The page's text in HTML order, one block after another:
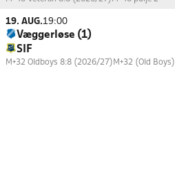
19. AUG.19:00
Væggerløse (1)
SIF
M+32 Oldboys 8:8 (2026/27) M+32 (Old Boys)